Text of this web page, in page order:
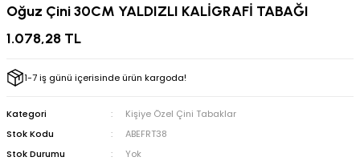
Kabartma Boyaları
Oğuz Çini 30CM YALDIZLI KALİGRAFİ TABAĞI
1.078,28 TL
1-7 iş günü içerisinde ürün kargoda!
Kategori
Kişiye Özel Çini Tabaklar
Stok Kodu
ABEFRT38
Stok Durumu
Yok